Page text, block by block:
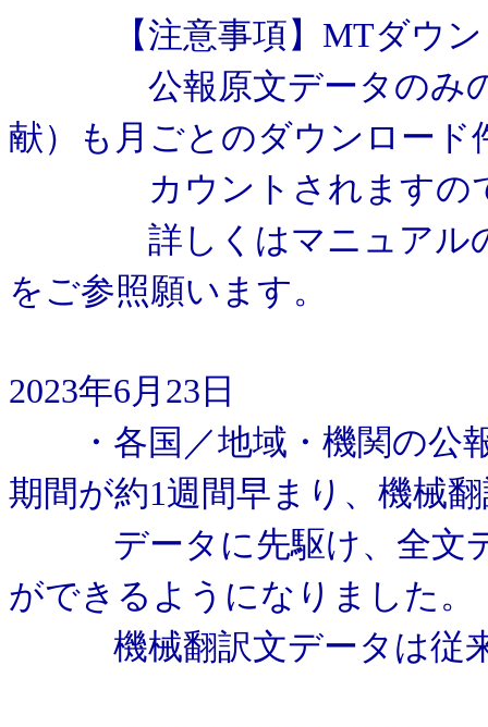
【注意事項】MTダウン
公報原文データのみの
献）も月ごとのダウンロード
カウントされますので
詳しくはマニュアルの「
をご参照願います。
2023年6月23日
・各国／地域・機関の公
期間が約1週間早まり、機械
データに先駆け、全文デ
ができるようになりました。
機械翻訳文データは従来